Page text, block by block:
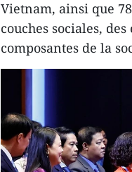
Vietnam, ainsi que
couches sociales,
composantes de la